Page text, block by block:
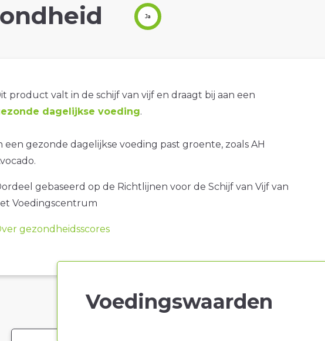
Ja
product valt in de schijf van vijf en draagt bij aan een
dagelijkse voeding.
een gezonde dagelijkse voeding past groente, zoals AH
gebaseerd op de Richtlijnen voor de Schijf van Vijf van
Voedingscentrum
gezondheidsscores
Voedingswaarden